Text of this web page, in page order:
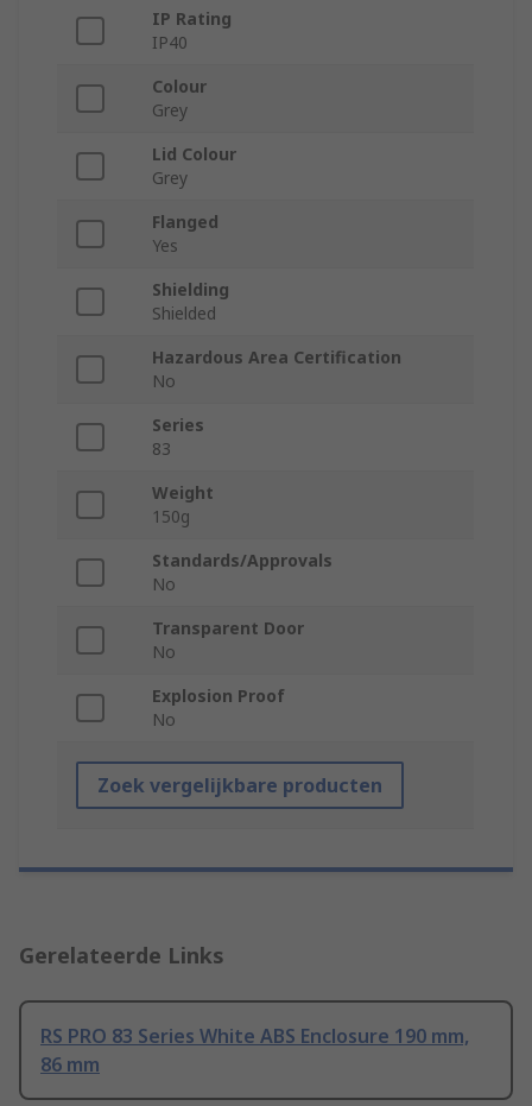
IP Rating
IP40
Colour
Grey
Lid Colour
Grey
Flanged
Yes
Shielding
Shielded
Hazardous Area Certification
No
Series
83
Weight
150g
Standards/Approvals
No
Transparent Door
No
Explosion Proof
No
Zoek vergelijkbare producten
Gerelateerde Links
RS PRO 83 Series White ABS Enclosure 190 mm,
86 mm